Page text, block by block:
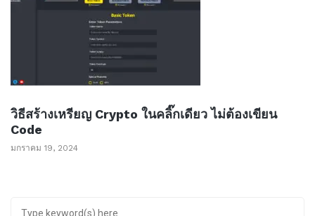
วิธีสร้างเหรียญ Crypto ในคลิ๊กเดียว ไม่ต้องเขียน
Code
มกราคม 19, 2024